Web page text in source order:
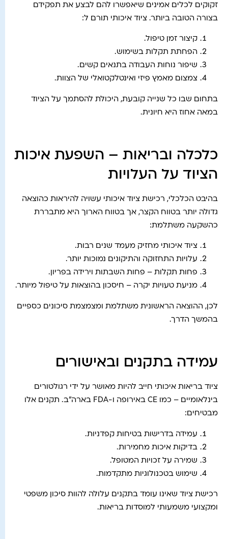
זקוקים לכלים אמינים שיאפשרו להם לבצע את תפקידם
בצורה הטובה ביותר. ציוד איכותי תורם ל:
קיצור זמן טיפול.
הפחתת תקלות בשימוש.
שיפור נוחות העבודה בתנאים קשים.
צמצום מאמץ פיזי ואינטלקטואלי של הצוות.
בתחום שבו כל שנייה קובעת, היכולת להסתמך על הציוד
במאה אחוז היא חיונית.
כלכלה ובריאות – השפעת איכות
הציוד על העלויות
בהיבט הכלכלי, רכישת ציוד איכותי עשויה להיראות כהוצאה
גדולה יותר בטווח הקצר, אך בטווח הארוך היא מתבררת
כהשקעה משתלמת:
ציוד איכותי מחזיק מעמד שנים רבות.
עלויות התחזוקה והתיקונים נמוכות יותר.
פחות תקלות – פחות השבתות וירידה בפריון.
מניעת טעויות יקרה – חיסכון בהוצאות על טיפול מיותר.
לכן, ההוצאה הראשונית משתלמת ומצמצמת סיכונים כספיים
בהמשך הדרך.
עמידה בתקנים ובאישורים
ציוד בריאות איכותי חייב להיות מאושר על ידי רגולטורים
בינלאומיים – כמו CE באירופה ו-FDA בארה"ב. תקנים אלו
מבטיחים:
עמידה בדרישות בטיחות קפדניות.
בדיקות איכות מחמירות.
שמירה על זכויות המטופל.
שימוש בטכנולוגיות מתקדמות.
רכישת ציוד שאינו עומד בתקנים עלולה להוות סיכון משפטי
ומקצועי משמעותי למוסדות בריאות.